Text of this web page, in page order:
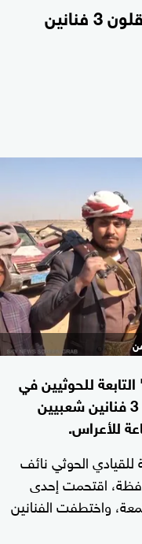
بتهمة "الغناء".. الحوثيون يعتقلون 3 فنانين
للحوثيين في
محافظة عمران شمال غربي اليمن، 3 فنانين شعبيين
للأعراس.
للقيادي الحوثي نائف
اقتحمت إحدى
واختطفت الفنانين